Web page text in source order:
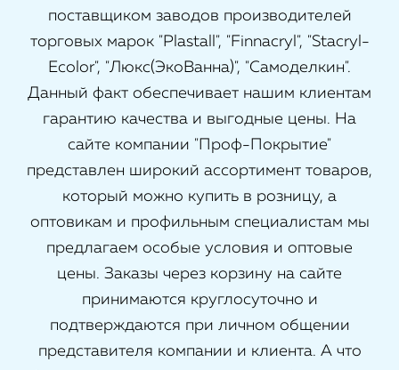
поставщиком заводов производителей
торговых марок "Plastall", "Finnacryl", "Stacryl-
Ecolor", "Люкс(ЭкоВанна)", "Самоделкин".
Данный факт обеспечивает нашим клиентам
гарантию качества и выгодные цены. На
сайте компании "Проф-Покрытие"
представлен широкий ассортимент товаров,
который можно купить в розницу, а
оптовикам и профильным специалистам мы
предлагаем особые условия и оптовые
цены. Заказы через корзину на сайте
принимаются круглосуточно и
подтверждаются при личном общении
представителя компании и клиента. А что